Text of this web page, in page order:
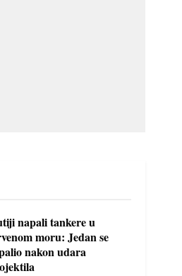
napali tankere u
moru: Jedan se
nakon udara